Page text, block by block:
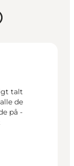
talt
de
på -